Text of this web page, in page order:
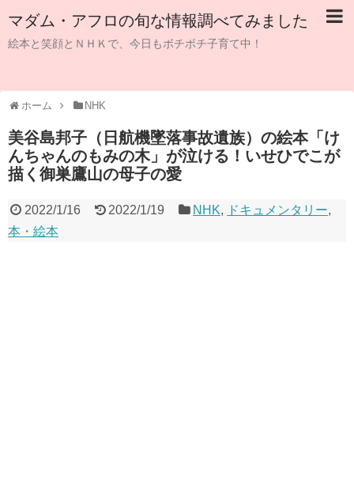
マダム・アフロの旬な情報調べてみました
絵本と笑顔とＮＨＫで、今日もボチボチ子育て中！
ホーム NHK
美谷島邦子（日航機墜落事故遺族）の絵本「け
んちゃんのもみの木」が泣ける！いせひでこが
描く御巣鷹山の母子の愛
2022/1/16 2022/1/19 NHK, ドキュメンタリー,
本・絵本